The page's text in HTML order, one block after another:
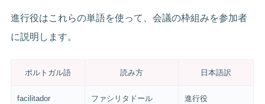
進行役はこれらの単語を使って、会議の枠組みを参加者
に説明します。
ポルトガル語 読み方 日本語訳
facilitador ファシリタドール 進行役